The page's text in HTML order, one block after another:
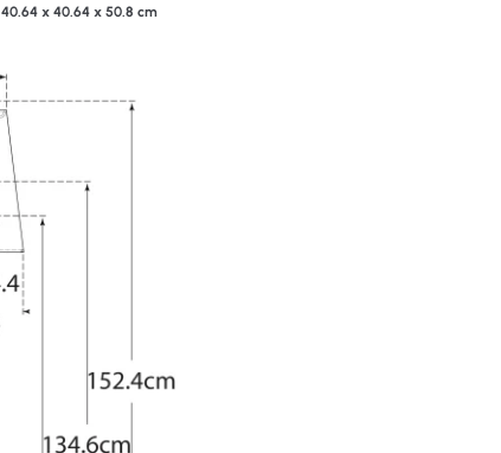
40.64 x 40.64 x 50.8 cm